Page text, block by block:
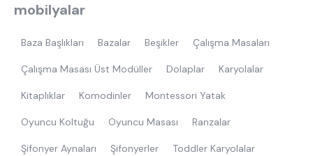
mobilyalar
Baza Başlıkları Bazalar Beşikler Çalışma Masaları
Çalışma Masası Üst Modüller Dolaplar Karyolalar
Kitaplıklar Komodinler Montessori Yatak
Oyuncu Koltuğu Oyuncu Masası Ranzalar
Şifonyer Aynaları Şifonyerler Toddler Karyolalar